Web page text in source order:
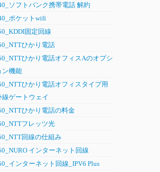
ソフトバンク携帯電話 解約
ポケットwifi
固定回線
ひかり電話
ひかり電話オフィスAのオプシ
ン機能
ひかり電話オフィスタイプ用
線ゲートウェイ
ひかり電話の料金
フレッツ光
回線の仕組み
インターネット回線
インターネット回線_IPV6 Plus